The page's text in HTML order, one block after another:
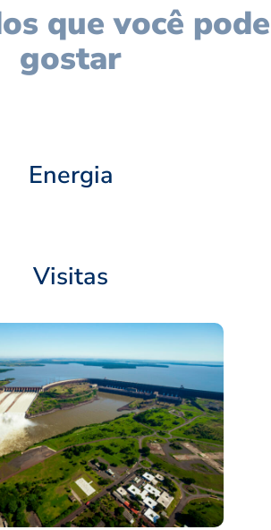
que você pode
gostar
Energia
Visitas